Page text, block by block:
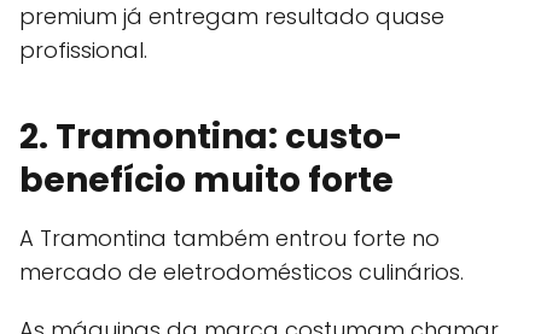
premium já entregam resultado quase
profissional.
2. Tramontina: custo-
benefício muito forte
A Tramontina também entrou forte no
mercado de eletrodomésticos culinários.